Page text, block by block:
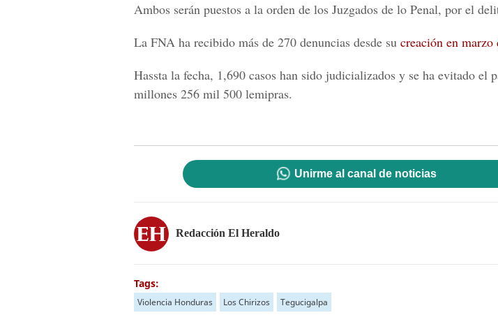
Ambos serán puestos a la orden de los Juzgados de lo Penal, por el
La FNA ha recibido más de 270 denuncias desde su creación en marzo
Hassta la fecha, 1,690 casos han sido judicializados y se ha evitado el
millones 256 mil 500 lemipras.
Unirme al canal de noticias
Redacción El Heraldo
Tags:
Violencia Honduras Los Chirizos Tegucigalpa